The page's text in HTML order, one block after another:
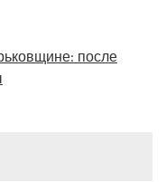
после